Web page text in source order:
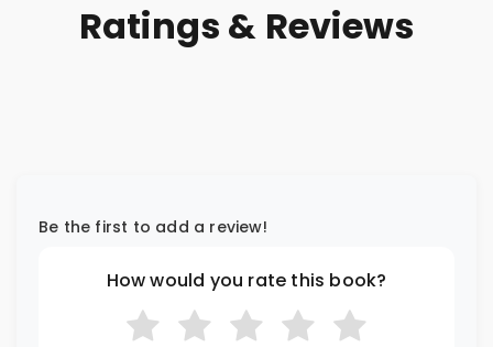
Ratings & Reviews
Be the first to add a review!
How would you rate this book?